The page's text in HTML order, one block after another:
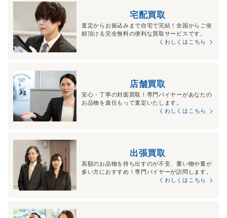
宅配買取
査定からお振込みまで自宅で完結！全国からご依
頼頂ける完全無料の便利な買取サービスです。
くわしくはこちら
店舗買取
安心・丁寧の対面買取！専門バイヤーがあなたの
お品物を責任もって査定いたします。
くわしくはこちら
出張買取
高額のお品物を持ち出すのが不安、重い物や量が
多い方におすすめ！専門バイヤーが訪問します。
くわしくはこちら